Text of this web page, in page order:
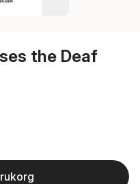
the Deaf